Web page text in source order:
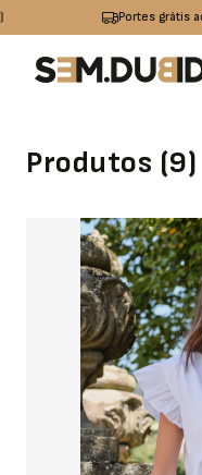
Portes grátis acima de
Jeans
Calças
Calções
Praia
Casacos
Calçado
Sapatilhas
Sandalias I
Chinelos
Produtos (9)